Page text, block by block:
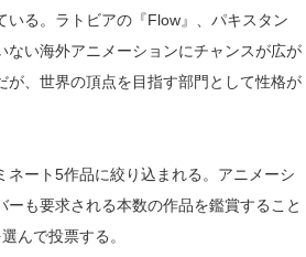
る。ラトビアの『Flow』、パキスタン
い海外アニメーションにチャンスが広が
、世界の頂点を目指す部門として性格が
ート5作品に絞り込まれる。アニメーシ
も要求される本数の作品を鑑賞すること
んで投票する。